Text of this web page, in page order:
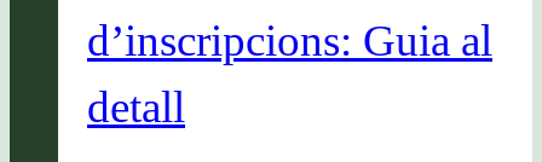
d’inscripcions: Guia al
detall